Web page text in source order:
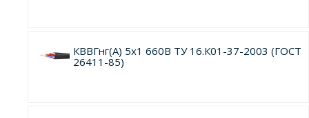
КВВГнг(А) 5х1 660В ТУ 16.К01-37-2003 (ГОСТ
26411-85)